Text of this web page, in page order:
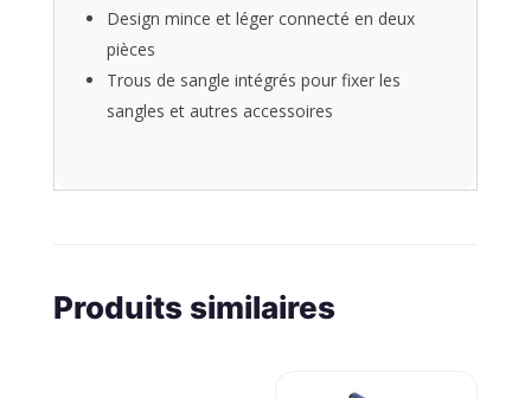
Design mince et léger connecté en deux
pièces
Trous de sangle intégrés pour fixer les
sangles et autres accessoires
Produits similaires